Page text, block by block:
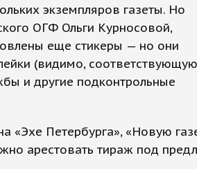
экземпляров газеты. Но
ОГФ Ольги Курносовой,
еще стикеры — но они
(видимо, соответствующую
и другие подконтрольные
«Эхе Петербурга», «Новую
арестовать тираж под